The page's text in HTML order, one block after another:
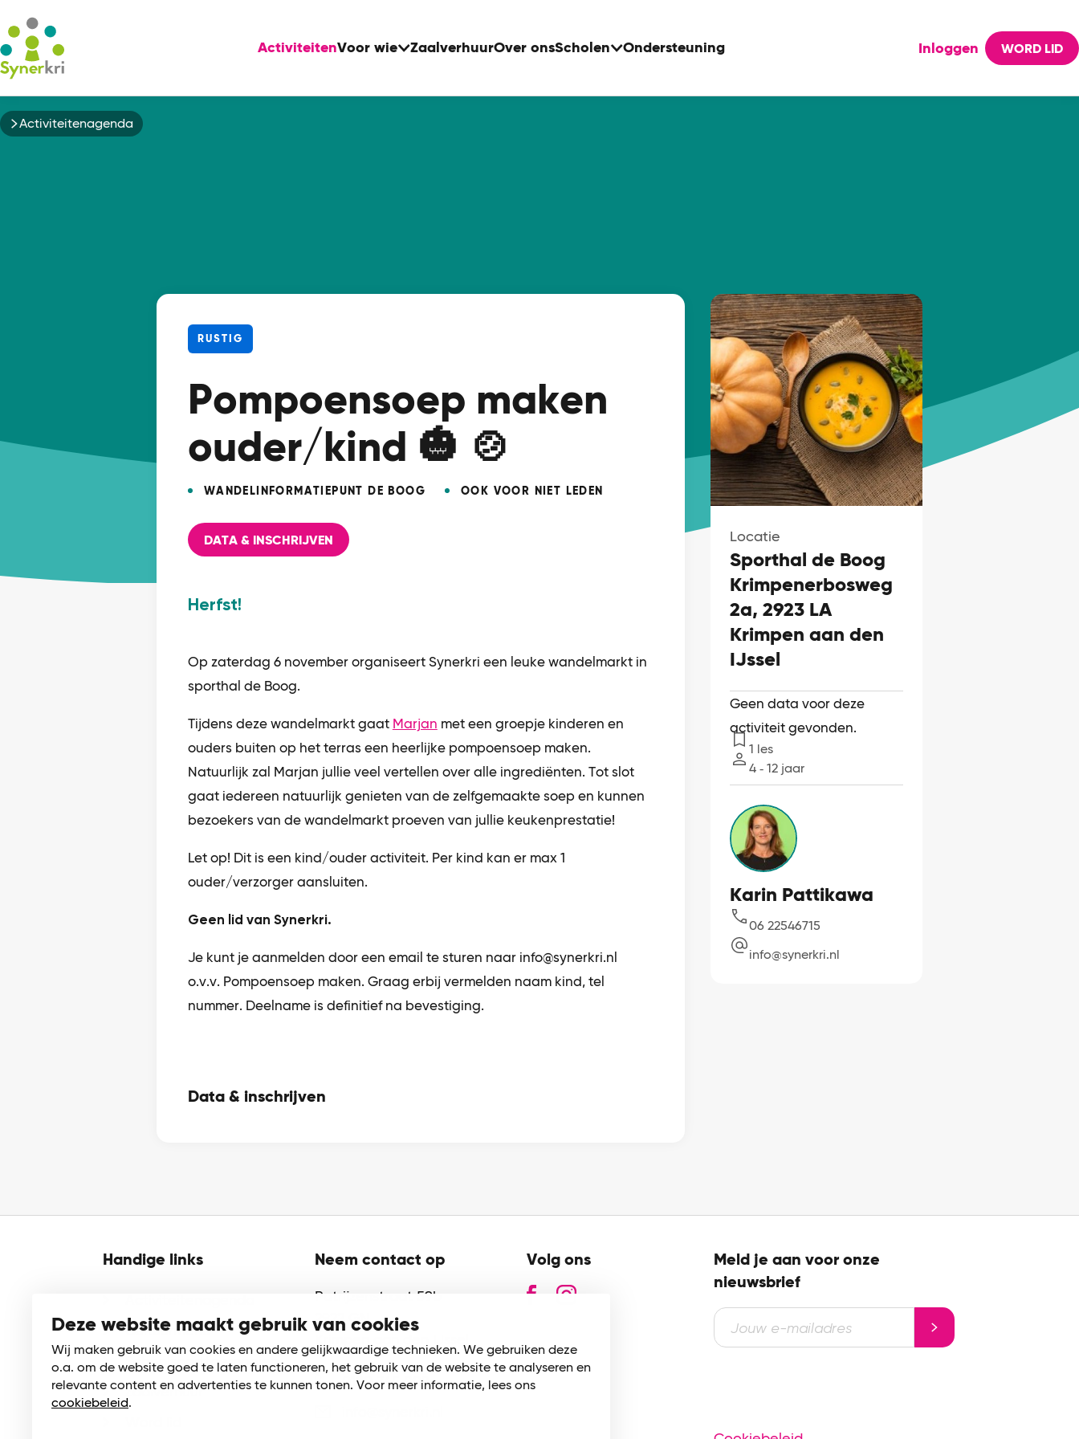
Deze website maakt gebruik van cookies
Wij maken gebruik van cookies en andere gelijkwaardige technieken. We gebruiken deze
o.a. om de website goed te laten functioneren, het gebruik van de website te analyseren en
relevante content en advertenties te kunnen tonen. Voor meer informatie, lees ons
cookiebeleid.
ActiviteitenVoor wie ZaalverhuurOver onsScholen Ondersteuning Inloggen WORD LID
Kruimelpad
Activiteitenagenda
RUSTIG
Pompoensoep maken
ouder/kind 🎃 🍲
WANDELINFORMATIEPUNT DE BOOG OOK VOOR NIET LEDEN
DATA & INSCHRIJVEN
Herfst!
Op zaterdag 6 november organiseert Synerkri een leuke wandelmarkt in
sporthal de Boog.
Tijdens deze wandelmarkt gaat Marjan met een groepje kinderen en
ouders buiten op het terras een heerlijke pompoensoep maken.
Natuurlijk zal Marjan jullie veel vertellen over alle ingrediënten. Tot slot
gaat iedereen natuurlijk genieten van de zelfgemaakte soep en kunnen
bezoekers van de wandelmarkt proeven van jullie keukenprestatie!
Let op! Dit is een kind/ouder activiteit. Per kind kan er max 1
ouder/verzorger aansluiten.
Geen lid van Synerkri.
Je kunt je aanmelden door een email te sturen naar info@synerkri.nl
o.v.v. Pompoensoep maken. Graag erbij vermelden naam kind, tel
nummer. Deelname is definitief na bevestiging.
Data & inschrijven
Locatie
Sporthal de Boog
Krimpenerbosweg
2a, 2923 LA
Krimpen aan den
IJssel
Geen data voor deze
activiteit gevonden.
Lessen
1 les
Leeftijd
4 ‐ 12 jaar
Karin Pattikawa
06 22546715
info@synerkri.nl
Handige links
Cultuurmenu
Schoolsporttoernooien
Zaalverhuur
Neem contact op
Patrijzenstraat 59b
2922 GN
0180 745 002
Volg ons
Meld je aan voor onze
nieuwsbrief